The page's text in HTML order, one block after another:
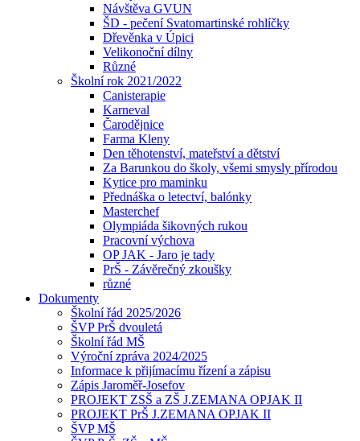
Návštěva GVUN
ŠD - pečení Svatomartinské rohlíčky
Dřevěnka v Úpici
Velikonoční dílny
Různé
Školní rok 2021/2022
Canisterapie
Karneval
Čarodějnice
Farma Kleny
Den těhotenství, mateřství a dětství
Za Barunkou do školy, všemi smysly přírodou
Kytice pro maminku
Přednáška o letectví, balónky
Masterchef
Olympiáda šikovných rukou
Pracovní výchova
OP JAK - Jaro je tady
PrŠ - Závěrečný zkoušky
různé
Dokumenty
Školní řád 2025/2026
ŠVP PrŠ dvouletá
Školní řád MŠ
Výroční zpráva 2024/2025
Informace k přijímacímu řízení a zápisu
Zápis Jaroměř-Josefov
PROJEKT ZSŠ a ZŠ J.ZEMANA OPJAK II
PROJEKT PrŠ J.ZEMANA OPJAK II
ŠVP MŠ